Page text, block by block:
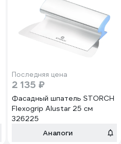
Последняя цена
2 135 ₽
Фасадный шпатель STORCH
Flexogrip Alustar 25 см
326225
Аналоги